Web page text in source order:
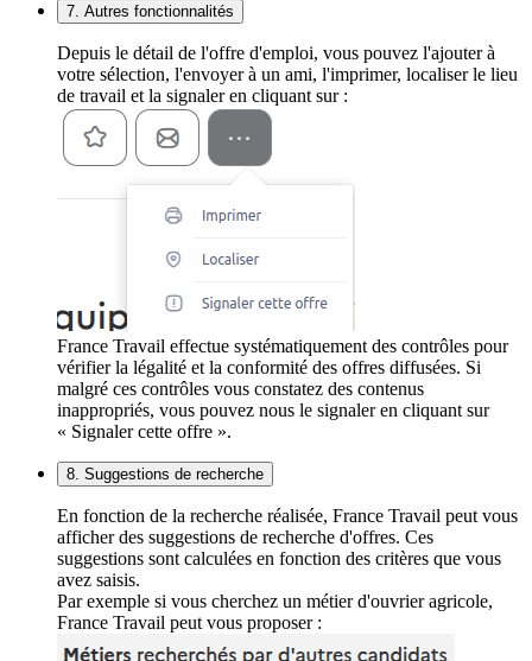
7. Autres fonctionnalités
Depuis le détail de l'offre d'emploi, vous pouvez l'ajouter à
votre sélection, l'envoyer à un ami, l'imprimer, localiser le lieu
de travail et la signaler en cliquant sur :
France Travail effectue systématiquement des contrôles pour
vérifier la légalité et la conformité des offres diffusées. Si
malgré ces contrôles vous constatez des contenus
inappropriés, vous pouvez nous le signaler en cliquant sur
« Signaler cette offre ».
8. Suggestions de recherche
En fonction de la recherche réalisée, France Travail peut vous
afficher des suggestions de recherche d'offres. Ces
suggestions sont calculées en fonction des critères que vous
avez saisis.
Par exemple si vous cherchez un métier d'ouvrier agricole,
France Travail peut vous proposer :